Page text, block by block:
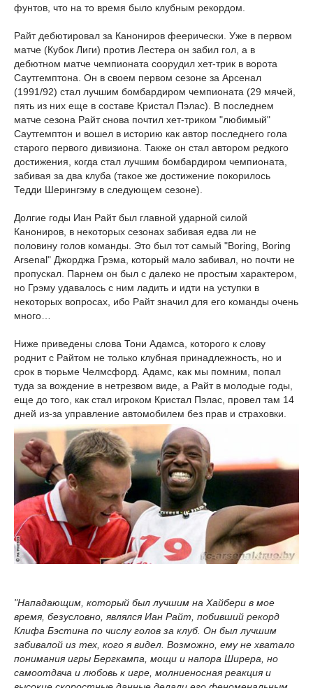
фунтов, что на то время было клубным рекордом.
Райт дебютировал за Канониров феерически. Уже в первом
матче (Кубок Лиги) против Лестера он забил гол, а в
дебютном матче чемпионата соорудил хет-трик в ворота
Саутгемптона. Он в своем первом сезоне за Арсенал
(1991/92) стал лучшим бомбардиром чемпионата (29 мячей,
пять из них еще в составе Кристал Пэлас). В последнем
матче сезона Райт снова почтил хет-триком "любимый"
Саутгемптон и вошел в историю как автор последнего гола
старого первого дивизиона. Также он стал автором редкого
достижения, когда стал лучшим бомбардиром чемпионата,
забивая за два клуба (такое же достижение покорилось
Тедди Шерингэму в следующем сезоне).
Долгие годы Иан Райт был главной ударной силой
Канониров, в некоторых сезонах забивая едва ли не
половину голов команды. Это был тот самый "Boring, Boring
Arsenal" Джорджа Грэма, который мало забивал, но почти не
пропускал. Парнем он был с далеко не простым характером,
но Грэму удавалось с ним ладить и идти на уступки в
некоторых вопросах, ибо Райт значил для его команды очень
много…
Ниже приведены слова Тони Адамса, которого к слову
роднит с Райтом не только клубная принадлежность, но и
срок в тюрьме Челмсфорд. Адамс, как мы помним, попал
туда за вождение в нетрезвом виде, а Райт в молодые годы,
еще до того, как стал игроком Кристал Пэлас, провел там 14
дней из-за управление автомобилем без прав и страховки.
"Нападающим, который был лучшим на Хайбери в мое
время, безусловно, являлся Иан Райт, побивший рекорд
Клифа Бэстина по числу голов за клуб. Он был лучшим
забивалой из тех, кого я видел. Возможно, ему не хватало
понимания игры Бергкампа, мощи и напора Ширера, но
самоотдача и любовь к игре, молниеносная реакция и